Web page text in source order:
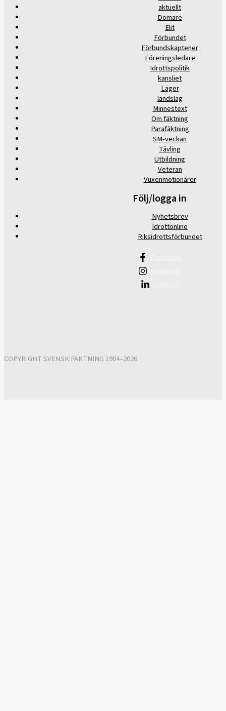
aktuellt
Domare
Elit
Förbundet
Förbundskaptener
Föreningsledare
Idrottspolitik
kansliet
Läger
landslag
Minnestext
Om fäktning
Parafäktning
SM-veckan
Tävling
Utbildning
Veteran
Vuxenmotionärer
Följ/logga in
Nyhetsbrev
Idrottonline
Riksidrottsförbundet
COPYRIGHT SVENSK FÄKTNING 1904–2026